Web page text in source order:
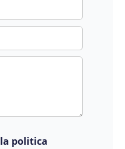
la politica